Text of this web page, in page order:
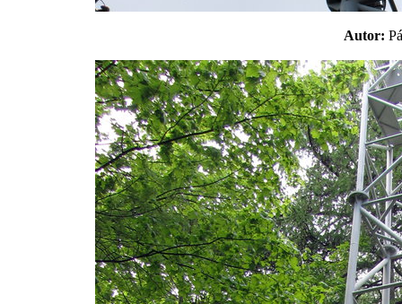
Autor: